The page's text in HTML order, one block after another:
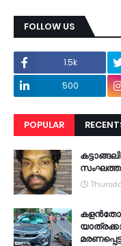
FOLLOW US
1.5k
500
POPULAR